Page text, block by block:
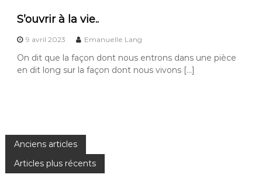
S’ouvrir à la vie..
9 avril 2023 Emanuelle Lang
On dit que la façon dont nous entrons dans une pièce
en dit long sur la façon dont nous vivons […]
N
a
Anciens articles
Articles plus récents